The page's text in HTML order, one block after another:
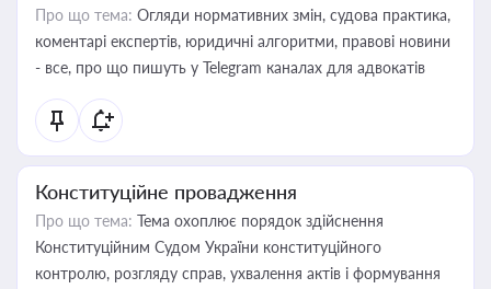
Про що тема: Огляди нормативних змін, судова практика,
коментарі експертів, юридичні алгоритми, правові новини
- все, про що пишуть у Telegram каналах для адвокатів
Конституційне провадження
Про що тема: Тема охоплює порядок здійснення
Конституційним Судом України конституційного
контролю, розгляду справ, ухвалення актів і формування